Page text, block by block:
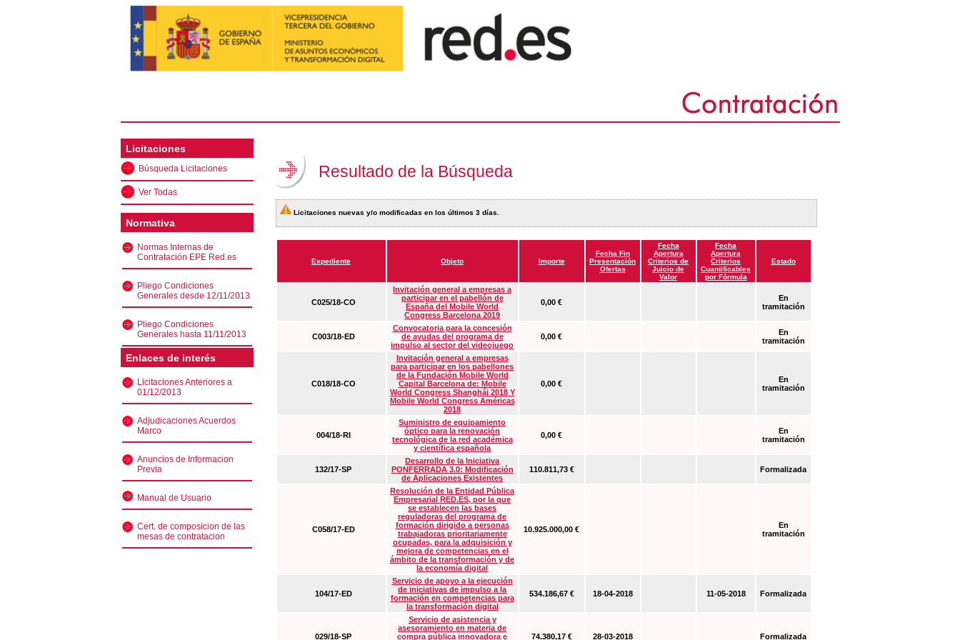
Licitaciones
Búsqueda Licitaciones
Ver Todas
Normativa
Normas Internas de
Contratación EPE Red.es
Pliego Condiciones
Generales desde 12/11/2013
Pliego Condiciones
Generales hasta 11/11/2013
Enlaces de interés
Licitaciones Anteriores a
01/12/2013
Adjudicaciones Acuerdos
Marco
Anuncios de Informacion
Previa
Manual de Usuario
Cert. de composicion de las
mesas de contratacion
Resultado de la Búsqueda
Licitaciones nuevas y/o modificadas en los últimos 3 días.
Expediente Objeto Importe
Fecha Fin
Presentación
Ofertas
Fecha
Apertura
Criterios de
Juicio de
Valor
Fecha
Apertura
Criterios
Cuantificables
por Fórmula
Estado
C025/18-CO
Invitación general a empresas a
participar en el pabellón de
España del Mobile World
Congress Barcelona 2019
0,00 €
En
tramitación
C003/18-ED
Convocatoria para la concesión
de ayudas del programa de
impulso al sector del videojuego
0,00 €
En
tramitación
C018/18-CO
Invitación general a empresas
para participar en los pabellones
de la Fundación Mobile World
Capital Barcelona de: Mobile
World Congress Shanghái 2018 Y
Mobile World Congress Américas
2018
0,00 €
En
tramitación
004/18-RI
Suministro de equipamiento
óptico para la renovación
tecnológica de la red académica
y científica española
0,00 €
En
tramitación
132/17-SP
Desarrollo de la Iniciativa
PONFERRADA 3.0: Modificación
de Aplicaciones Existentes
110.811,73 € Formalizada
C058/17-ED
Resolución de la Entidad Pública
Empresarial RED.ES, por la que
se establecen las bases
reguladoras del programa de
formación dirigido a personas
trabajadoras prioritariamente
ocupadas, para la adquisición y
mejora de competencias en el
ámbito de la transformación y de
la economía digital
10.925.000,00 €
En
tramitación
104/17-ED
Servicio de apoyo a la ejecución
de iniciativas de impulso a la
formación en competencias para
la transformación digital
534.186,67 € 18-04-2018 11-05-2018 Formalizada
029/18-SP
Servicio de asistencia y
asesoramiento en materia de
compra pública innovadora e
74.380,17 € 28-03-2018 Formalizada